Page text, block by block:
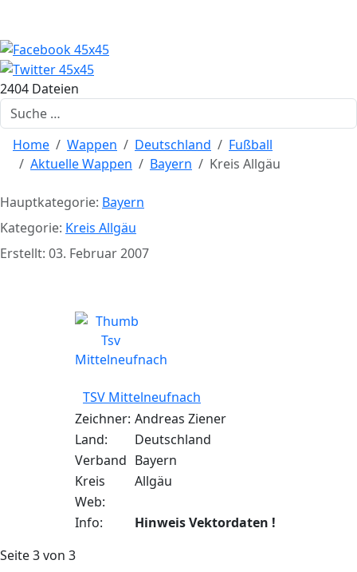
2404 Dateien
Suchen
Home Wappen Deutschland
Fußball
Aktuelle Wappen
Bayern Kreis Allgäu
Hauptkategorie: Bayern
Kategorie: Kreis Allgäu
Erstellt: 03. Februar 2007
TSV Mittelneufnach
Zeichner: Andreas Ziener
Land:
Deutschland
Verband Bayern
Kreis
Allgäu
Web:
Info:
Hinweis Vektordaten !
Seite 3 von 3